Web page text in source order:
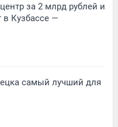
за 2 млрд рублей и
в Кузбассе —
самый лучший для